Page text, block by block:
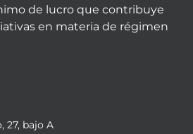
de lucro que contribuye
en materia de régimen
27, bajo A